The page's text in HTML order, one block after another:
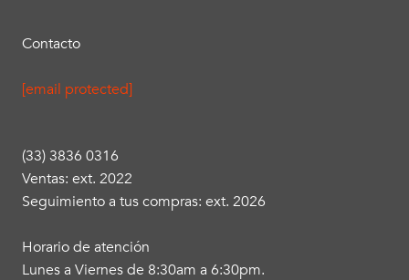
Contacto
[email protected]
(33) 3836 0316
Ventas: ext. 2022
Seguimiento a tus compras: ext. 2026
Horario de atención
Lunes a Viernes de 8:30am a 6:30pm.